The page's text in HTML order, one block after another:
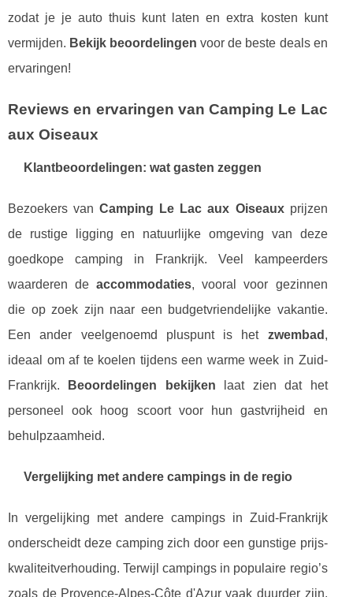
zodat je je auto thuis kunt laten en extra kosten kunt
vermijden. Bekijk beoordelingen voor de beste deals en
ervaringen!
Reviews en ervaringen van Camping Le Lac
aux Oiseaux
Klantbeoordelingen: wat gasten zeggen
Bezoekers vanCamping Le Lac aux Oiseauxprijzen
de rustige ligging en natuurlijke omgeving van deze
goedkope camping in Frankrijk. Veel kampeerders
waarderen deaccommodaties, vooral voor gezinnen
die op zoek zijn naar een budgetvriendelijke vakantie.
Een ander veelgenoemd pluspunt is het zwembad ,
ideaal om af te koelen tijdens een warme week in Zuid-
Frankrijk.
Beoordelingen bekijken laat zien dat het
personeel ook hoog scoort voor hun gastvrijheid en
behulpzaamheid.
Vergelijking met andere campings in de regio
In vergelijking met andere campings in Zuid-Frankrijk
onderscheidt deze camping zich door een gunstige prijs-
kwaliteitverhouding. Terwijl campings in populaire regio’s
zoals de Provence-Alpes-Côte d'Azur vaak duurder zijn,